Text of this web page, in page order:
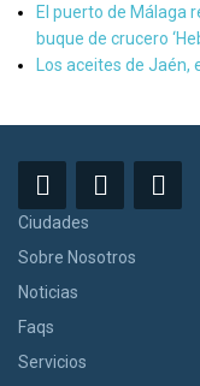
El puerto de Málaga
buque de crucero
Los aceites de
Ciudades
Sobre Nosotros
Noticias
Faqs
Servicios